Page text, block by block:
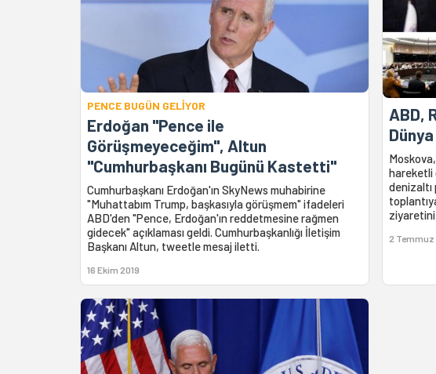
PENCE BUGÜN GELİYOR
Erdoğan "Pence ile
Görüşmeyeceğim", Altun
"Cumhurbaşkanı Bugünü Kastetti"
Cumhurbaşkanı Erdoğan'ın SkyNews muhabirine
"Muhattabım Trump, başkasıyla görüşmem" ifadeleri
ABD'den "Pence, Erdoğan'ın reddetmesine rağmen
gidecek" açıklaması geldi. Cumhurbaşkanlığı İletişim
Başkanı Altun, tweetle mesaj iletti.
16 Ekim 2019
ABD,
hareketli
denizaltı
2 Temmuz